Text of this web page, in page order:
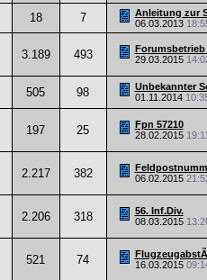
18 7
Anleitung zur
06.03.2013
3.189 493
29.03.2015
505 98
Unbekannter
01.11.2014
197 25
Fpn 57210
28.02.2015
2.217 382
06.02.2015
2.206 318
56. Inf.Div.
08.03.2015
521 74
16.03.2015